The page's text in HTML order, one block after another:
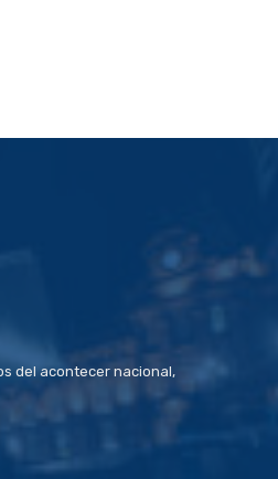
del acontecer nacional,